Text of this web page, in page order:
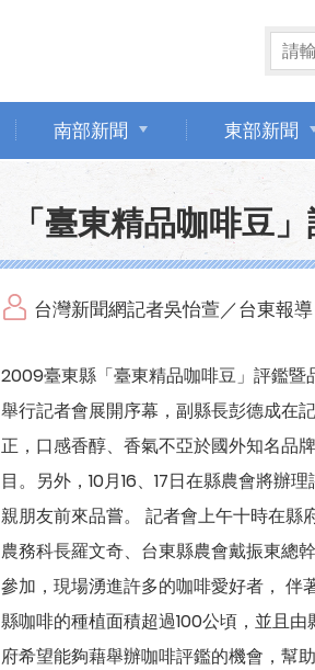
南部新聞 東部新聞
「臺東精品咖啡豆
台灣新聞網記者吳怡萱／台東報導
2009臺東縣「臺東精品咖啡豆」評鑑暨
舉行記者會展開序幕，副縣長彭德成在
正，口感香醇、香氣不亞於國外知名品
目。另外，10月16、17日在縣農會將辦
親朋友前來品嘗。 記者會上午十時在縣
農務科長羅文奇、台東縣農會戴振東總
參加，現場湧進許多的咖啡愛好者， 伴
縣咖啡的種植面積超過100公頃，並且
府希望能夠藉舉辦咖啡評鑑的機會，幫